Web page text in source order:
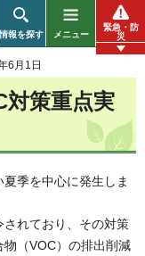
情報を探す メニュー
緊急・防
災
6月1日
対策重点実
季を中心に発生しま
れており、その対策
（VOC）の排出削減